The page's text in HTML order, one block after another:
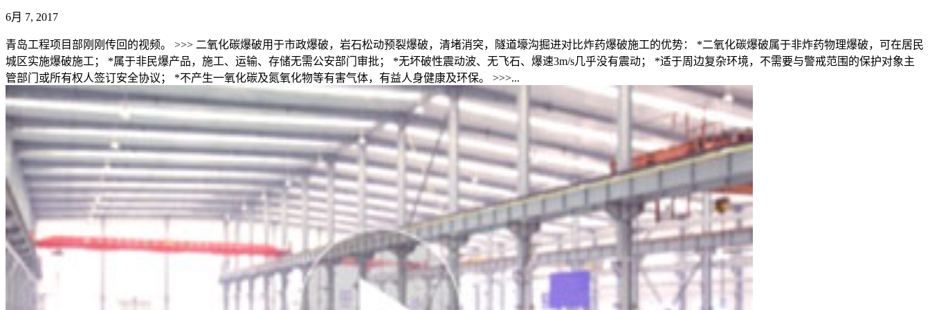
6月 7, 2017
青岛工程项目部刚刚传回的视频。 >>> 二氧化碳爆破用于市政爆破，岩石松动预裂爆破，清堵消突，隧道壕沟掘进对比炸药爆破施工的优势： *二氧化碳爆破属于非炸药物理爆破，可在居民
城区实施爆破施工； *属于非民爆产品，施工、运输、存储无需公安部门审批； *无坏破性震动波、无飞石、爆速3m/s几乎没有震动； *适于周边复杂环境，不需要与警戒范围的保护对象主
管部门或所有权人签订安全协议； *不产生一氧化碳及氮氧化物等有害气体，有益人身健康及环保。 >>>...